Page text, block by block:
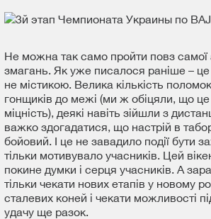
Не можна так само пройти повз
змагань. Як уже писалося раніше –
не містикою. Велика кількість
гонщиків до межі (ми ж обіцяли, що це
міцність), деякі навіть зійшли з
важко здогадатися, що настрій в
бойовий. І це не завадило події бути
тільки мотивувало учасників. Цей
покине думки і серця учасників. А
тільки чекати нових етапів у новому
сталевих коней і чекати можливості
удачу ще разок.